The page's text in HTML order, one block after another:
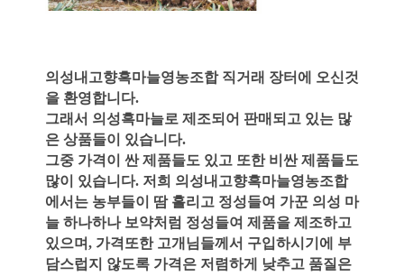
의성내고향흑마늘영농조합 직거래 장터에 오신것
을 환영합니다.
그래서 의성흑마늘로 제조되어 판매되고 있는 많
은 상품들이 있습니다.
그중 가격이 싼 제품들도 있고 또한 비싼 제품들도
많이 있습니다. 저희 의성내고향흑마늘영농조합
에서는 농부들이 땀 흘리고 정성들여 가꾼 의성 마
늘 하나하나 보약처럼 정성들여 제품을 제조하고
있으며, 가격또한 고개님들께서 구입하시기에 부
담스럽지 않도록 가격은 저렴하게 낮추고 품질은